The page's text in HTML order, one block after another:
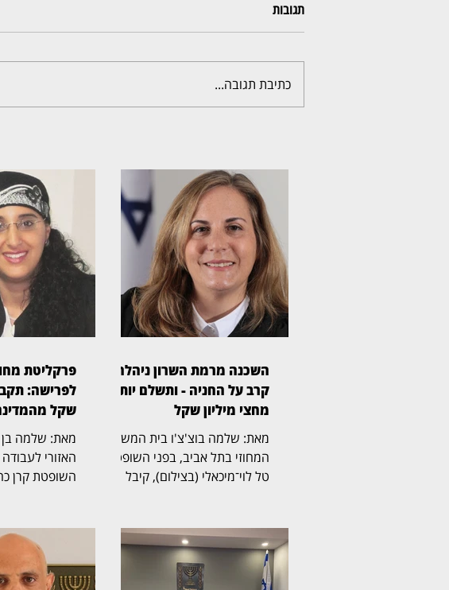
תגובות
כתיבת תגובה...
השכנה מרמת השרון ניהלה
קרב על החניה - ותשלם יותר
מחצי מיליון שקל
מאת: שלמה בוצ'צ'ו בית המשפט
המחוזי בתל אביב, בפני השופטת
טל לוי־מיכאלי (בצילום), קיבל
הדין נקבע כי החניה שבמחלוקת
שייכת לבעלי הדירה שתבעו,
ובעלת דירה אחרת בבניין חויבה
פרקליטת
לפרישה: תקבל
שקל
האזורי
השופטת קרן
התפקידים
המדינה,
הפרישה, השכר